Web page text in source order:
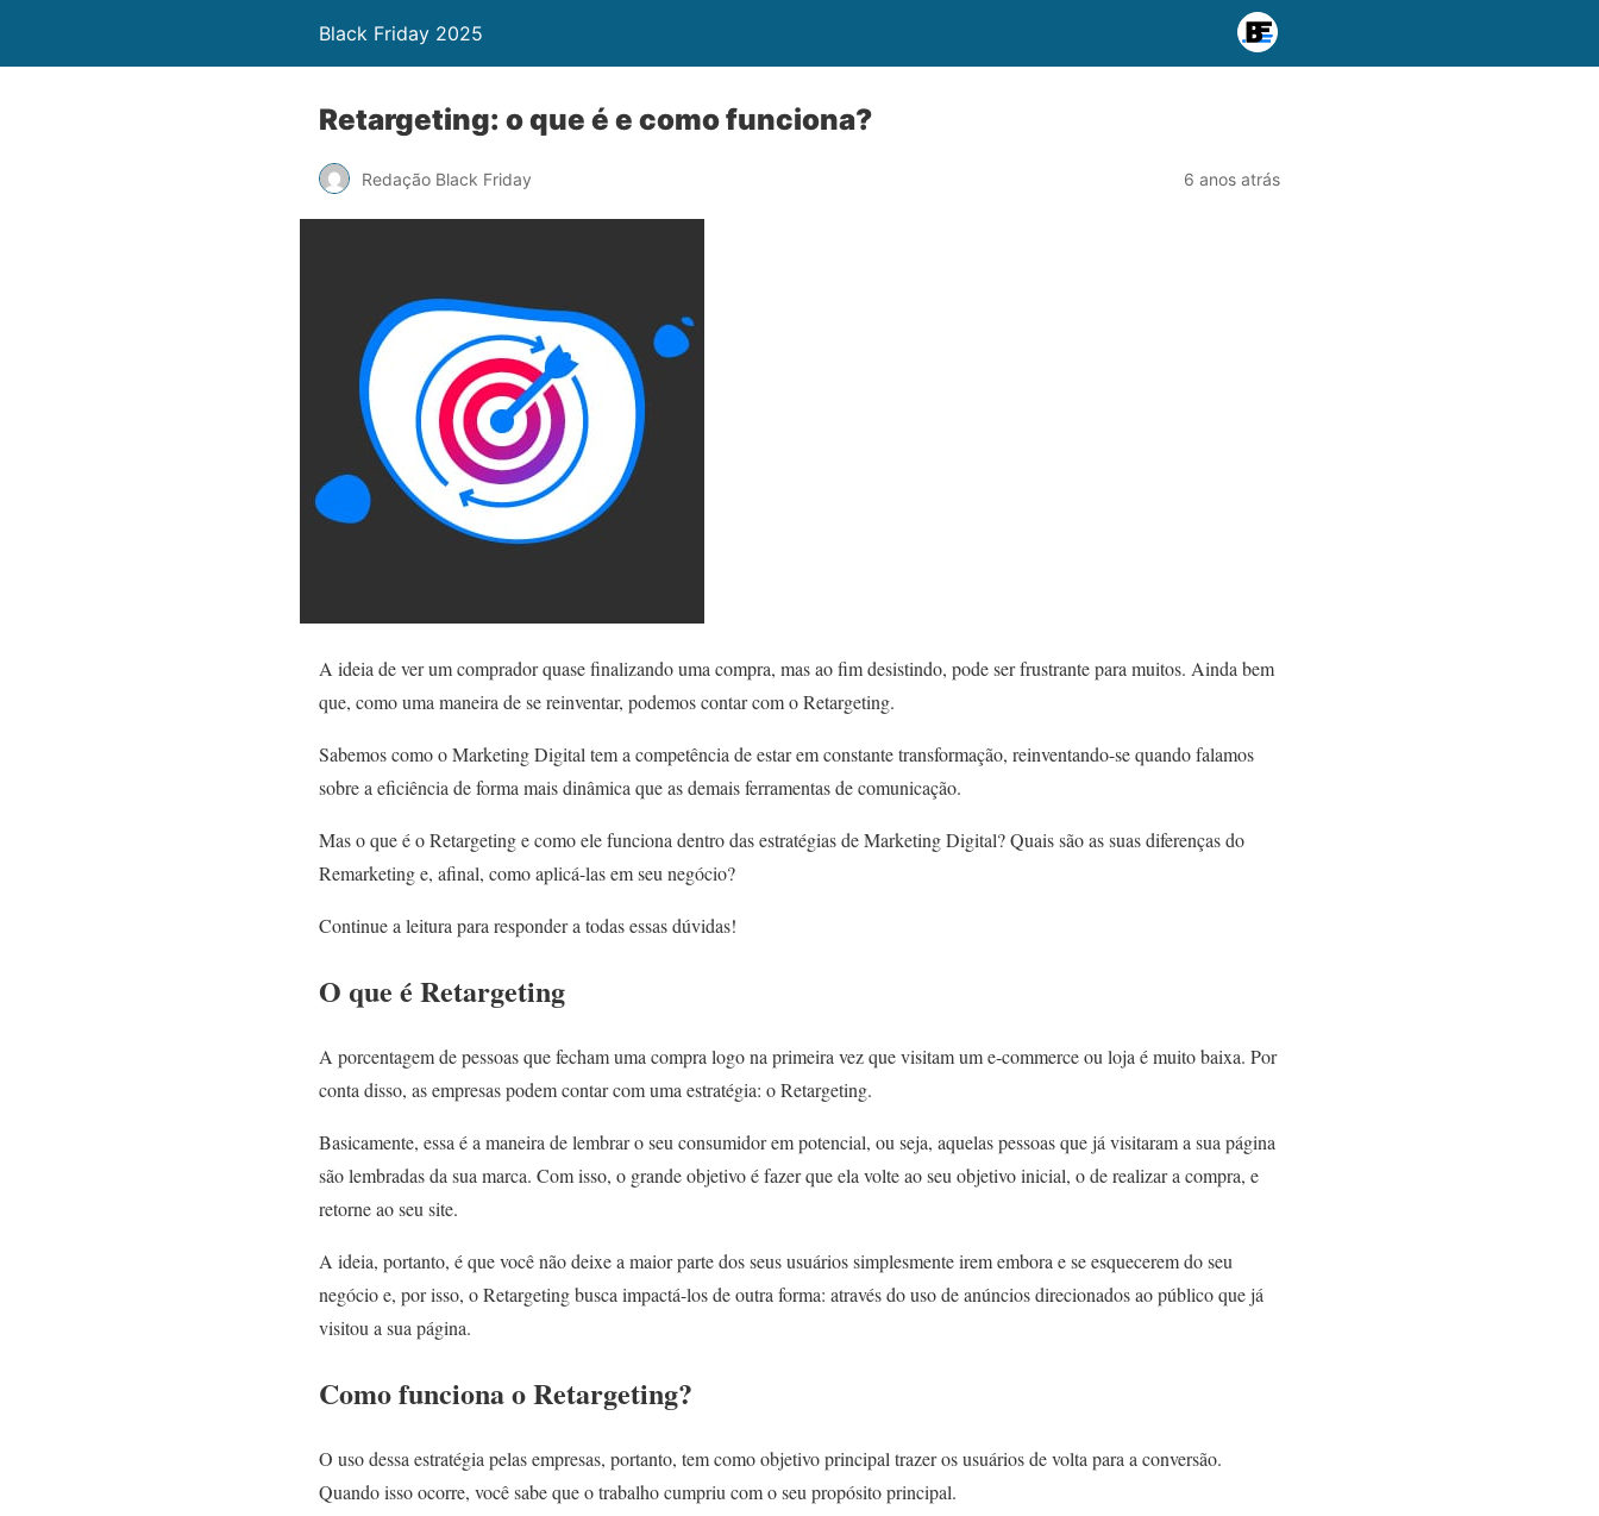
Black Friday 2025
Retargeting: o que é e como funciona?
Redação Black Friday 6 anos atrás
A ideia de ver um comprador quase finalizando uma compra, mas ao fim desistindo, pode ser frustrante para muitos. Ainda bem
que, como uma maneira de se reinventar, podemos contar com o Retargeting.
Sabemos como o Marketing Digital tem a competência de estar em constante transformação, reinventando-se quando falamos
sobre a eficiência de forma mais dinâmica que as demais ferramentas de comunicação.
Mas o que é o Retargeting e como ele funciona dentro das estratégias de Marketing Digital? Quais são as suas diferenças do
Remarketing e, afinal, como aplicá-las em seu negócio?
Continue a leitura para responder a todas essas dúvidas!
O que é Retargeting
A porcentagem de pessoas que fecham uma compra logo na primeira vez que visitam um e-commerce ou loja é muito baixa. Por
conta disso, as empresas podem contar com uma estratégia: o Retargeting.
Basicamente, essa é a maneira de lembrar o seu consumidor em potencial, ou seja, aquelas pessoas que já visitaram a sua página
são lembradas da sua marca. Com isso, o grande objetivo é fazer que ela volte ao seu objetivo inicial, o de realizar a compra, e
retorne ao seu site.
A ideia, portanto, é que você não deixe a maior parte dos seus usuários simplesmente irem embora e se esquecerem do seu
negócio e, por isso, o Retargeting busca impactá-los de outra forma: através do uso de anúncios direcionados ao público que já
visitou a sua página.
Como funciona o Retargeting?
O uso dessa estratégia pelas empresas, portanto, tem como objetivo principal trazer os usuários de volta para a conversão.
Quando isso ocorre, você sabe que o trabalho cumpriu com o seu propósito principal.